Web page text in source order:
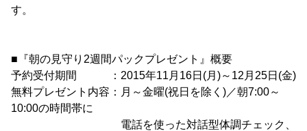
す。
■『朝の見守り2週間パックプレゼント』概要
予約受付期間 ：2015年11月16日(月)～12月25日(金)
無料プレゼント内容：月～金曜(祝日を除く)／朝7:00～
10:00の時間帯に
電話を使った対話型体調チェック、